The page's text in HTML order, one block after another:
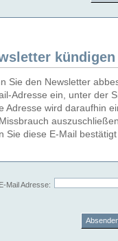
kündigen
Sie den Newsletter
Adresse ein, unter der
Adresse wird daraufhin
Sie diese E-Mail
E-Mail Adresse: